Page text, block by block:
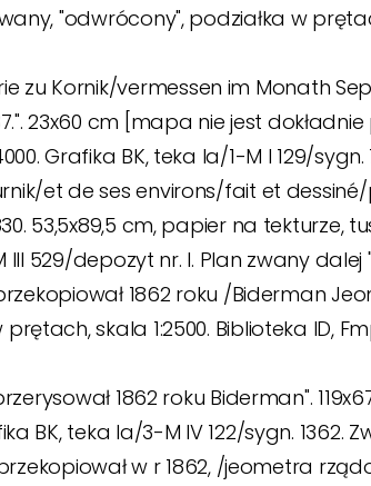
"odwrócony", podziałka w
Kornik/vermessen im Monath
23x60 cm [mapa nie jest
Grafika BK, teka Ia/1-M I 129/
et de ses environs/fait et
53,5x89,5 cm, papier na tekturze,
529/depozyt nr. l. Plan zwany dalej
1862 roku /Biderman
skala 1:2500. Biblioteka ID,
1862 roku Biderman".
BK, teka la/3-M IV 122/sygn.
w r 1862, /jeometra